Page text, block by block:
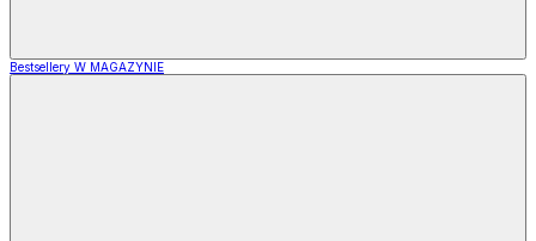
Bestsellery W MAGAZYNIE